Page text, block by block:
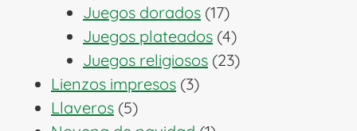
producto
Juegos dorados 1717
productos
Juegos plateados 44
productos
Juegos religiosos 2323
Lienzos impresos 33
Llaveros 55